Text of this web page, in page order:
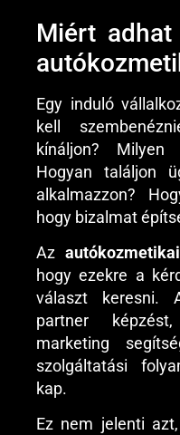
Miért
Egy induló
kell
kínáljon? Milyen
Hogyan találjon
alkalmazzon?
hogy bizalmat
Az
hogy ezekre a
választ keresni.
partner
marketing
szolgáltatási
kap.
Ez nem jelenti